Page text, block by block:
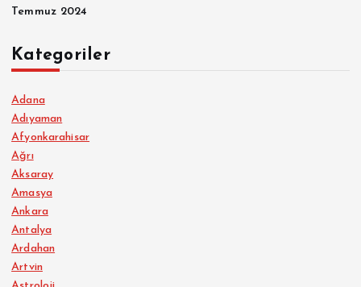
Temmuz 2024
Kategoriler
Adana
Adıyaman
Afyonkarahisar
Ağrı
Aksaray
Amasya
Ankara
Antalya
Ardahan
Artvin